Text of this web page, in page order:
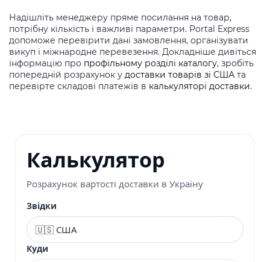
Надішліть менеджеру пряме посилання на товар,
потрібну кількість і важливі параметри. Portal Express
допоможе перевірити дані замовлення, організувати
викуп і міжнародне перевезення. Докладніше дивіться
інформацію про профільному розділі каталогу, зробіть
попередній розрахунок у доставки товарів зі США та
перевірте складові платежів в калькуляторі доставки.
Калькулятор
Розрахунок вартості доставки в Україну
Звідки
Куди